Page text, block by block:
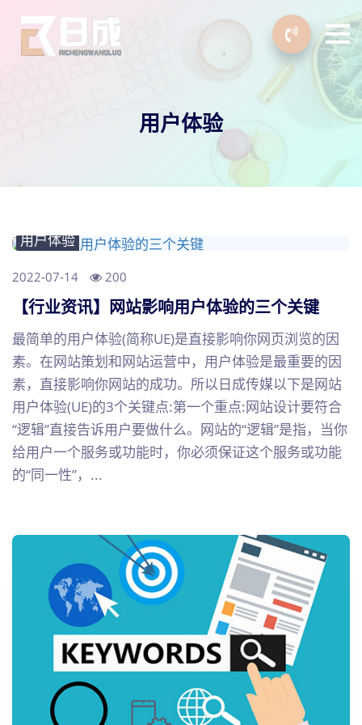
用户体验
用户体验
2022-07-14 200
【行业资讯】网站影响用户体验的三个关键
最简单的用户体验(简称UE)是直接影响你网页浏览的因
素。在网站策划和网站运营中，用户体验是最重要的因
素，直接影响你网站的成功。所以日成传媒以下是网站
用户体验(UE)的3个关键点:第一个重点:网站设计要符合
“逻辑”直接告诉用户要做什么。网站的“逻辑”是指，当你
给用户一个服务或功能时，你必须保证这个服务或功能
的“同一性”，...